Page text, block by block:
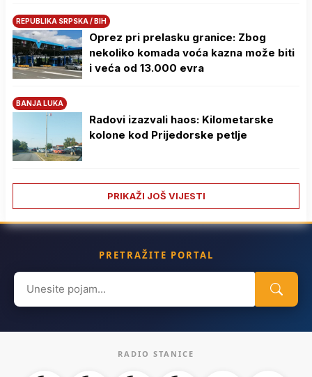
REPUBLIKA SRPSKA / BIH
Oprez pri prelasku granice: Zbog
nekoliko komada voća kazna može biti
i veća od 13.000 evra
BANJA LUKA
Radovi izazvali haos: Kilometarske
kolone kod Prijedorske petlje
PRIKAŽI JOŠ VIJESTI
PRETRAŽITE PORTAL
Search
for:
RADIO STANICE